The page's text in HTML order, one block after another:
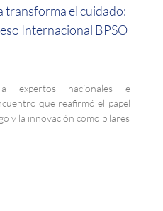
transforma el cuidado:
Internacional BPSO
expertos nacionales e
que reafirmó el papel
y la innovación como pilares